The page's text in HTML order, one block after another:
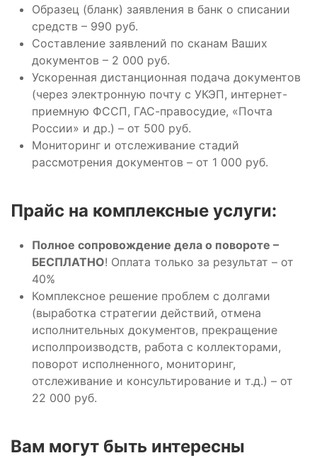
Образец (бланк) заявления в банк о списании
средств – 990 руб.
Составление заявлений по сканам Ваших
документов – 2 000 руб.
Ускоренная дистанционная подача документов
(через электронную почту с УКЭП, интернет-
приемную ФССП, ГАС-правосудие, «Почта
России» и др.) – от 500 руб.
Мониторинг и отслеживание стадий
рассмотрения документов – от 1 000 руб.
Прайс на комплексные услуги:
Полное сопровождение дела о повороте –
БЕСПЛАТНО! Оплата только за результат – от
40%
Комплексное решение проблем с долгами
(выработка стратегии действий, отмена
исполнительных документов, прекращение
исполпроизводств, работа с коллекторами,
поворот исполненного, мониторинг,
отслеживание и консультирование и т.д.) – от
22 000 руб.
Вам могут быть интересны